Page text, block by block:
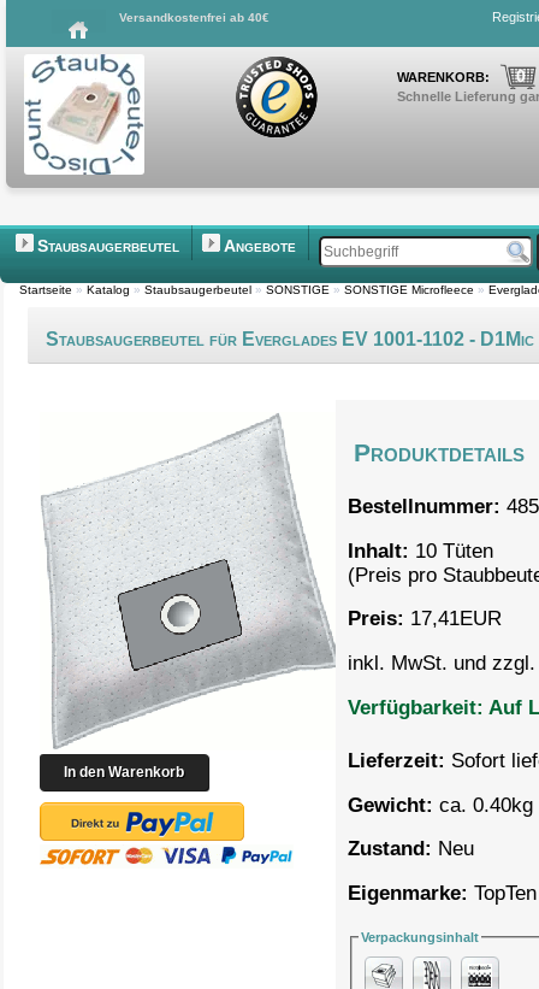
Versandkostenfrei ab 40€
WARENKORB: 0
Schnelle Lieferung
Staubsaugerbeutel Angebote
Startseite » Katalog » Staubsaugerbeutel » SONSTIGE » SONSTIGE Microfleece »
Staubsaugerbeutel für Everglades EV 1001-1102 - D1Mic
Produktdetails
Bestellnummer:
Inhalt: 10 Tüten
(Preis pro
Preis: 17,41EUR
inkl. MwSt. und
Verfügbarkeit: Auf
Lieferzeit: Sofort
Gewicht: ca. 0.40kg
Zustand: Neu
Eigenmarke: TopTen
Verpackungsinhalt